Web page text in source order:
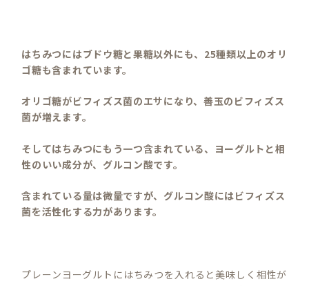
はちみつにはブドウ糖と果糖以外にも、 25種類以上のオリ
ゴ糖も含まれています。
オリゴ糖がビフィズス菌のエサになり、善玉のビフィズス
菌が増えます。
そしてはちみつにもう一つ含まれている、ヨーグルトと相
性のいい成分が、 グルコン酸です。
含まれている量は微量ですが、グルコン酸にはビフィズス
菌を活性化する力があります。
プレーンヨーグルトにはちみつを入れると美味しく相性が